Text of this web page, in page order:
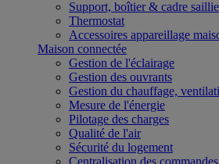
Support, boîtier & cadre saillie
Thermostat
Accessoires appareillage
Maison connectée
Gestion de l'éclairage
Gestion des ouvrants
Gestion du chauffage,
Mesure de l'énergie
Pilotage des charges
Qualité de l'air
Sécurité du logement
Centralisation des commandes